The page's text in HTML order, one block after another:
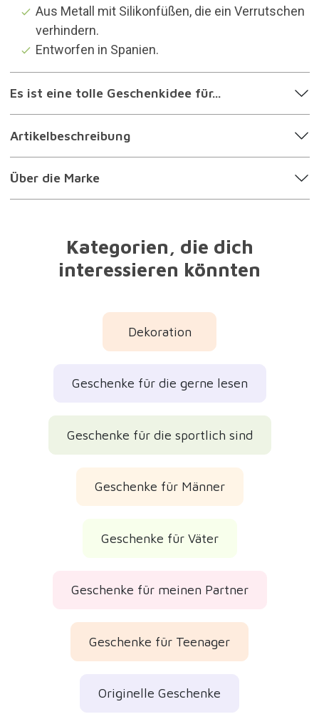
Aus Metall mit Silikonfüßen, die ein Verrutschen
verhindern.
Entworfen in Spanien.
Es ist eine tolle Geschenkidee für...
Artikelbeschreibung
Über die Marke
Kategorien, die dich
interessieren könnten
Dekoration
Geschenke für die gerne lesen
Geschenke für die sportlich sind
Geschenke für Männer
Geschenke für Väter
Geschenke für meinen Partner
Geschenke für Teenager
Originelle Geschenke